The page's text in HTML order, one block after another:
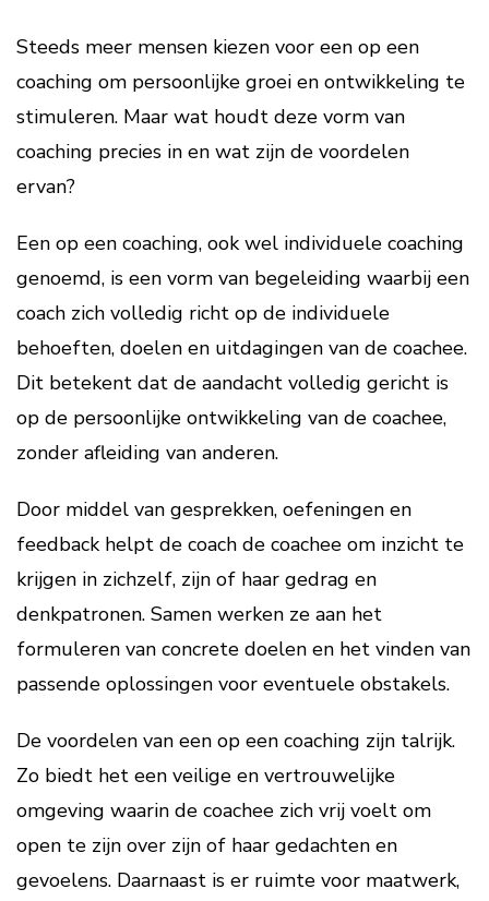
Steeds meer mensen kiezen voor een op een
coaching om persoonlijke groei en ontwikkeling te
stimuleren. Maar wat houdt deze vorm van
coaching precies in en wat zijn de voordelen
ervan?
Een op een coaching, ook wel individuele coaching
genoemd, is een vorm van begeleiding waarbij een
coach zich volledig richt op de individuele
behoeften, doelen en uitdagingen van de coachee.
Dit betekent dat de aandacht volledig gericht is
op de persoonlijke ontwikkeling van de coachee,
zonder afleiding van anderen.
Door middel van gesprekken, oefeningen en
feedback helpt de coach de coachee om inzicht te
krijgen in zichzelf, zijn of haar gedrag en
denkpatronen. Samen werken ze aan het
formuleren van concrete doelen en het vinden van
passende oplossingen voor eventuele obstakels.
De voordelen van een op een coaching zijn talrijk.
Zo biedt het een veilige en vertrouwelijke
omgeving waarin de coachee zich vrij voelt om
open te zijn over zijn of haar gedachten en
gevoelens. Daarnaast is er ruimte voor maatwerk,